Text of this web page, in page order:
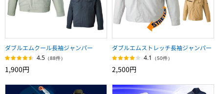
ダブルエムクール長袖ジャンパー
4.5 （88件）
1,900円
ダブルエムストレッチ長袖ジャンパー
4.1 （50件）
2,500円